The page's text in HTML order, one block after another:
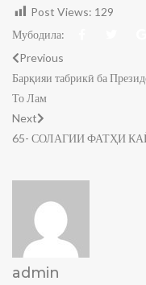
Post Views: 129
Мубодила:
Previous
Барқияи табрикӣ ба
То Лам
Next
65- СОЛАГИИ ФАТҲИ
admin